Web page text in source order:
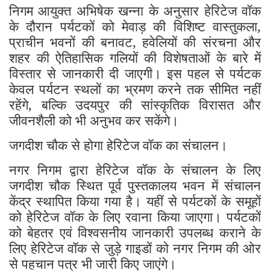
निगम आयुक्त अभिषेक खन्ना के अनुसार हेरिटेज वॉक
के दौरान पर्यटकों को मेवाड़ की विशिष्ट वास्तुकला,
प्राचीन भवनों की बनावट, हवेलियों की संरचना और
शहर की ऐतिहासिक गलियों की विशेषताओं के बारे में
विस्तार से जानकारी दी जाएगी। इस पहल से पर्यटक
केवल पर्यटन स्थलों का भ्रमण करने तक सीमित नहीं
रहेंगे, बल्कि उदयपुर की सांस्कृतिक विरासत और
जीवनशैली को भी अनुभव कर सकेंगे।
जगदीश चौक से होगा हेरिटेज वॉक का संचालन।
नगर निगम द्वारा हेरिटेज वॉक के संचालन के लिए
जगदीश चौक स्थित पूर्व पुस्तकालय भवन में संचालन
केंद्र स्थापित किया गया है। यहीं से पर्यटकों के समूहों
को हेरिटेज वॉक के लिए रवाना किया जाएगा। पर्यटकों
को बेहतर एवं विश्वसनीय जानकारी उपलब्ध कराने के
लिए हेरिटेज वॉक से जुड़े गाइडों को नगर निगम की ओर
से पहचान पत्र भी जारी किए जाएंगे।